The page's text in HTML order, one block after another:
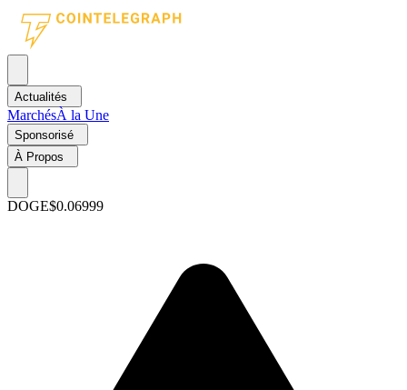
Actualités
MarchésÀ la Une
Sponsorisé
À Propos
DOGE$0.06999